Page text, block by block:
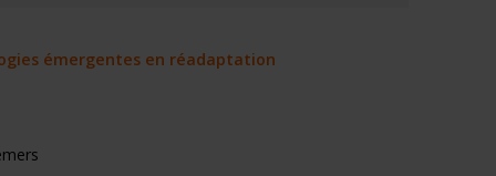
émergentes en réadaptation